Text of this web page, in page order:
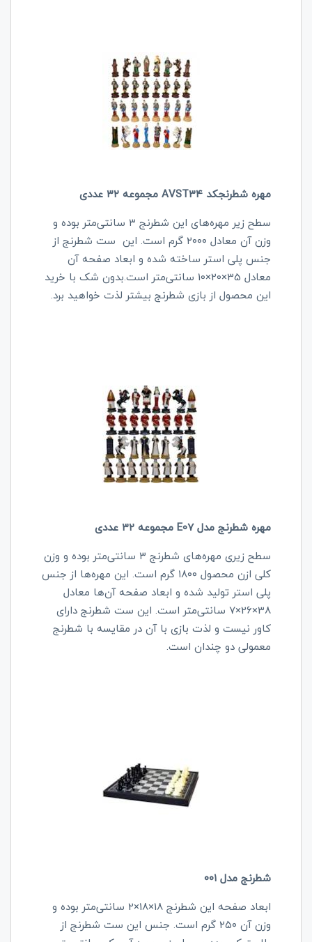
مهره شطرنجکد AVST34 مجموعه ۳۲ عددی
سطح زیر مهره‌های این شطرنج ۳ سانتی‌متر بوده و
وزن آن معادل ۲۰۰۰ گرم است. این ست شطرنج از
جنس پلی استر ساخته شده و ابعاد صفحه آن
معادل 35×20×10 سانتی‌متر است‌.بدون شک با خرید
این محصول از بازی شطرنج بیشتر لذت خواهید برد.
مهره شطرنج مدل E07 مجموعه ۳۲ عددی
سطح زیری مهره‌های شطرنج ۳ سانتی‌متر بوده و وزن
کلی ازن محصول ۱۸۰۰ گرم است. این مهره‌ها از جنس
پلی استر تولید شده و ابعاد صفحه آن‌ها معادل
38×26×7 سانتی‌متر است. این ست شطرنج دارای
کاور نیست و لذت بازی با آن در مقایسه با شطرنج
معمولی دو چندان است.
شطرنج مدل ۰۰۱
ابعاد صفحه این شطرنج 18×18×2 سانتی‌متر بوده و
وزن آن ۲۵۰ گرم است. جنس این ست شطرنج از